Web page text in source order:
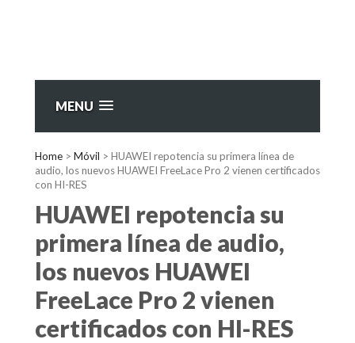
MENU
Home > Móvil > HUAWEI repotencia su primera línea de
audio, los nuevos HUAWEI FreeLace Pro 2 vienen certificados
con HI-RES
HUAWEI repotencia su
primera línea de audio,
los nuevos HUAWEI
FreeLace Pro 2 vienen
certificados con HI-RES